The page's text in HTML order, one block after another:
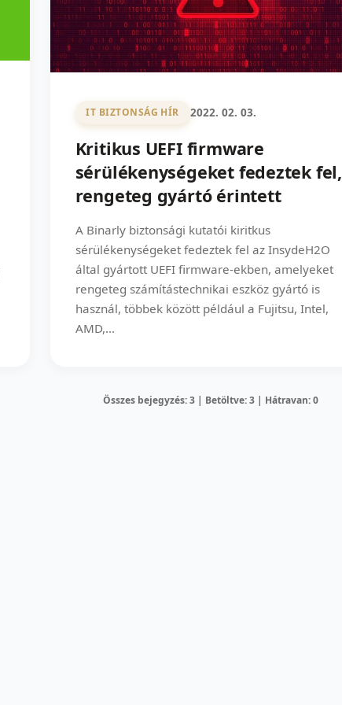
IT BIZTONSÁG HÍR 2022. 02. 03.
Kritikus UEFI firmware
sérülékenységeket fedeztek fel,
rengeteg gyártó érintett
A Binarly biztonsági kutatói kiritkus
sérülékenységeket fedeztek fel az InsydeH2O
által gyártott UEFI firmware-ekben, amelyeket
rengeteg számítástechnikai eszköz gyártó is
használ, többek között például a Fujitsu, Intel,
AMD,...
Összes bejegyzés: 3 | Betöltve: 3 | Hátravan: 0